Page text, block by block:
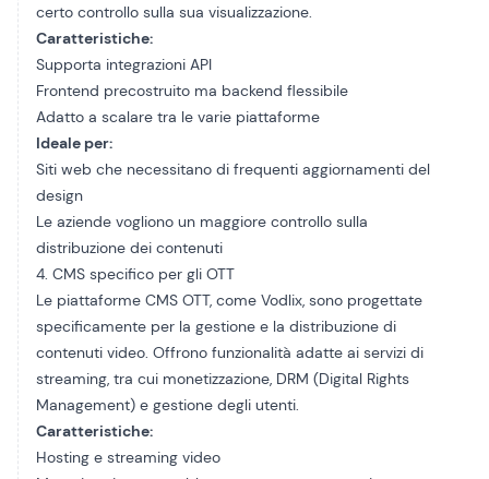
certo controllo sulla sua visualizzazione.
Caratteristiche:
Supporta integrazioni API
Frontend precostruito ma backend flessibile
Adatto a scalare tra le varie piattaforme
Ideale per:
Siti web che necessitano di frequenti aggiornamenti del
design
Le aziende vogliono un maggiore controllo sulla
distribuzione dei contenuti
4. CMS specifico per gli OTT
Le piattaforme CMS OTT, come Vodlix, sono progettate
specificamente per la gestione e la distribuzione di
contenuti video. Offrono funzionalità adatte ai servizi di
streaming, tra cui monetizzazione, DRM (Digital Rights
Management) e gestione degli utenti.
Caratteristiche:
Hosting e streaming video